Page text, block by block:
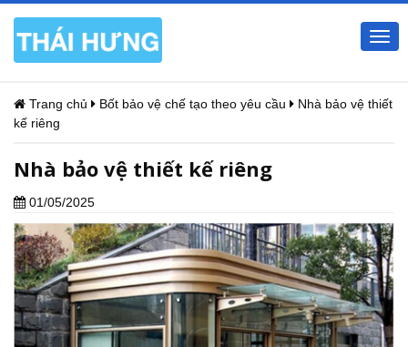
Trang chủ Bốt bảo vệ chế tạo theo yêu cầu
Nhà bảo vệ thiết
kế riêng
Nhà bảo vệ thiết kế riêng
01/05/2025